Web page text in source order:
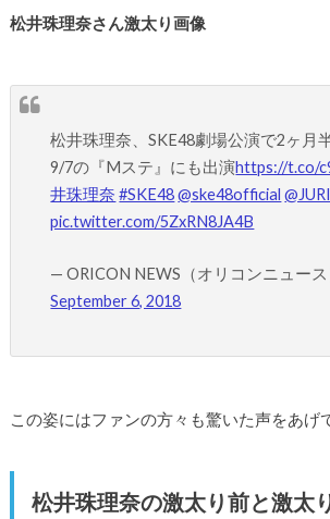
松井珠理奈さん激太り画像
松井珠理奈、SKE48劇場公演で2ヶ月
9/7の『Mステ』にも出演https://t.co/
井珠理奈 #SKE48 @ske48official
pic.twitter.com/5ZxRN8JA4B
— ORICON NEWS（オリコンニュース
September 6, 2018
この姿にはファンの方々も驚いた声をあげ
松井珠理奈の激太り前と激太